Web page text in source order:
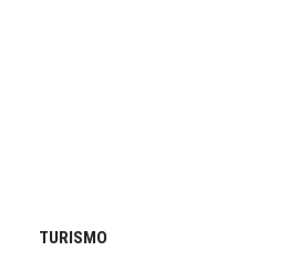
TURISMO